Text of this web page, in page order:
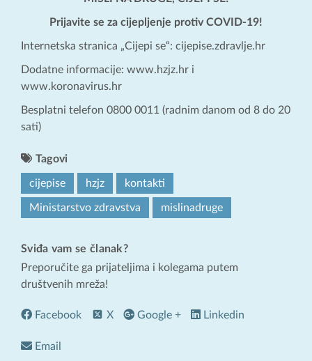
Prijavite se za cijepljenje protiv COVID-19!
Internetska stranica „Cijepi se“: cijepise.zdravlje.hr
Dodatne informacije: www.hzjz.hr i
www.koronavirus.hr
Besplatni telefon 0800 0011 (radnim danom od 8 do 20
sati)
Tagovi
cijepise hzjz kontakti
Ministarstvo zdravstva mislinadruge
Sviđa vam se članak?
Preporučite ga prijateljima i kolegama putem
društvenih mreža!
Facebook X Google + Linkedin
Email